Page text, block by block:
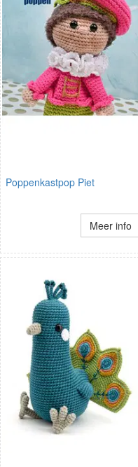
Poppenkastpop Piet
Meer info